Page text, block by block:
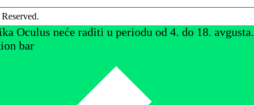
Oculus neće raditi u periodu od 4. do 18. avgusta.
bar